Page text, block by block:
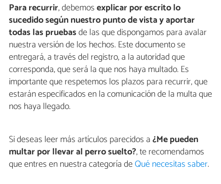
Para recurrir, debemosexplicar por escrito lo
sucedido según nuestro punto de vista y aportar
todas las pruebasde las que dispongamos para avalar
nuestra versión de los hechos. Este documento se
entregará, a través del registro, a la autoridad que
corresponda, que será la que nos haya multado. Es
importante que respetemos los plazos para recurrir, que
estarán especificados en la comunicación de la multa que
nos haya llegado.
Si deseas leer más artículos parecidos a¿Me pueden
multar por llevar al perro suelto?, te recomendamos
que entres en nuestra categoría deQué necesitas saber.